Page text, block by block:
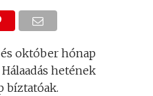
október hónap
hetének
bíztatóak.